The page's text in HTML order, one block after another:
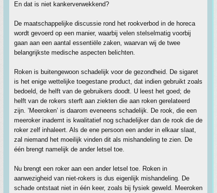
En dat is niet kankerverwekkend?
De maatschappelijke discussie rond het rookverbod in de horeca
wordt gevoerd op een manier, waarbij velen stelselmatig voorbij
gaan aan een aantal essentiële zaken, waarvan wij de twee
belangrijkste medische aspecten belichten.
Roken is buitengewoon schadelijk voor de gezondheid. De sigaret
is het enige wettelijke toegestane product, dat indien gebruikt zoals
bedoeld, de helft van de gebruikers doodt. U leest het goed; de
helft van de rokers sterft aan ziekten die aan roken gerelateerd
zijn. ’Meeroken’ is daarom eveneens schadelijk. De rook, die een
meeroker inademt is kwalitatief nog schadelijker dan de rook die de
roker zelf inhaleert. Als de ene persoon een ander in elkaar slaat,
zal niemand het moeilijk vinden dit als mishandeling te zien. De
één brengt namelijk de ander letsel toe.
Nu brengt een roker aan een ander letsel toe. Roken in
aanwezigheid van niet-rokers is dus eigenlijk mishandeling. De
schade ontstaat niet in één keer, zoals bij fysiek geweld. Meeroken